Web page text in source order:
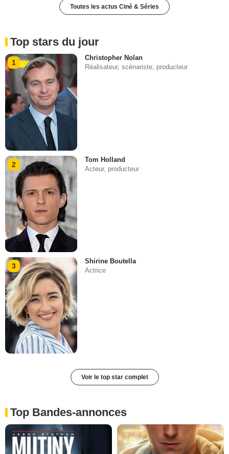
Toutes les actus Ciné & Séries
Top stars du jour
1
Christopher Nolan
Réalisateur, scénariste, producteur
2
Tom Holland
Acteur, producteur
3
Shirine Boutella
Actrice
Voir le top star complet
Top Bandes-annonces